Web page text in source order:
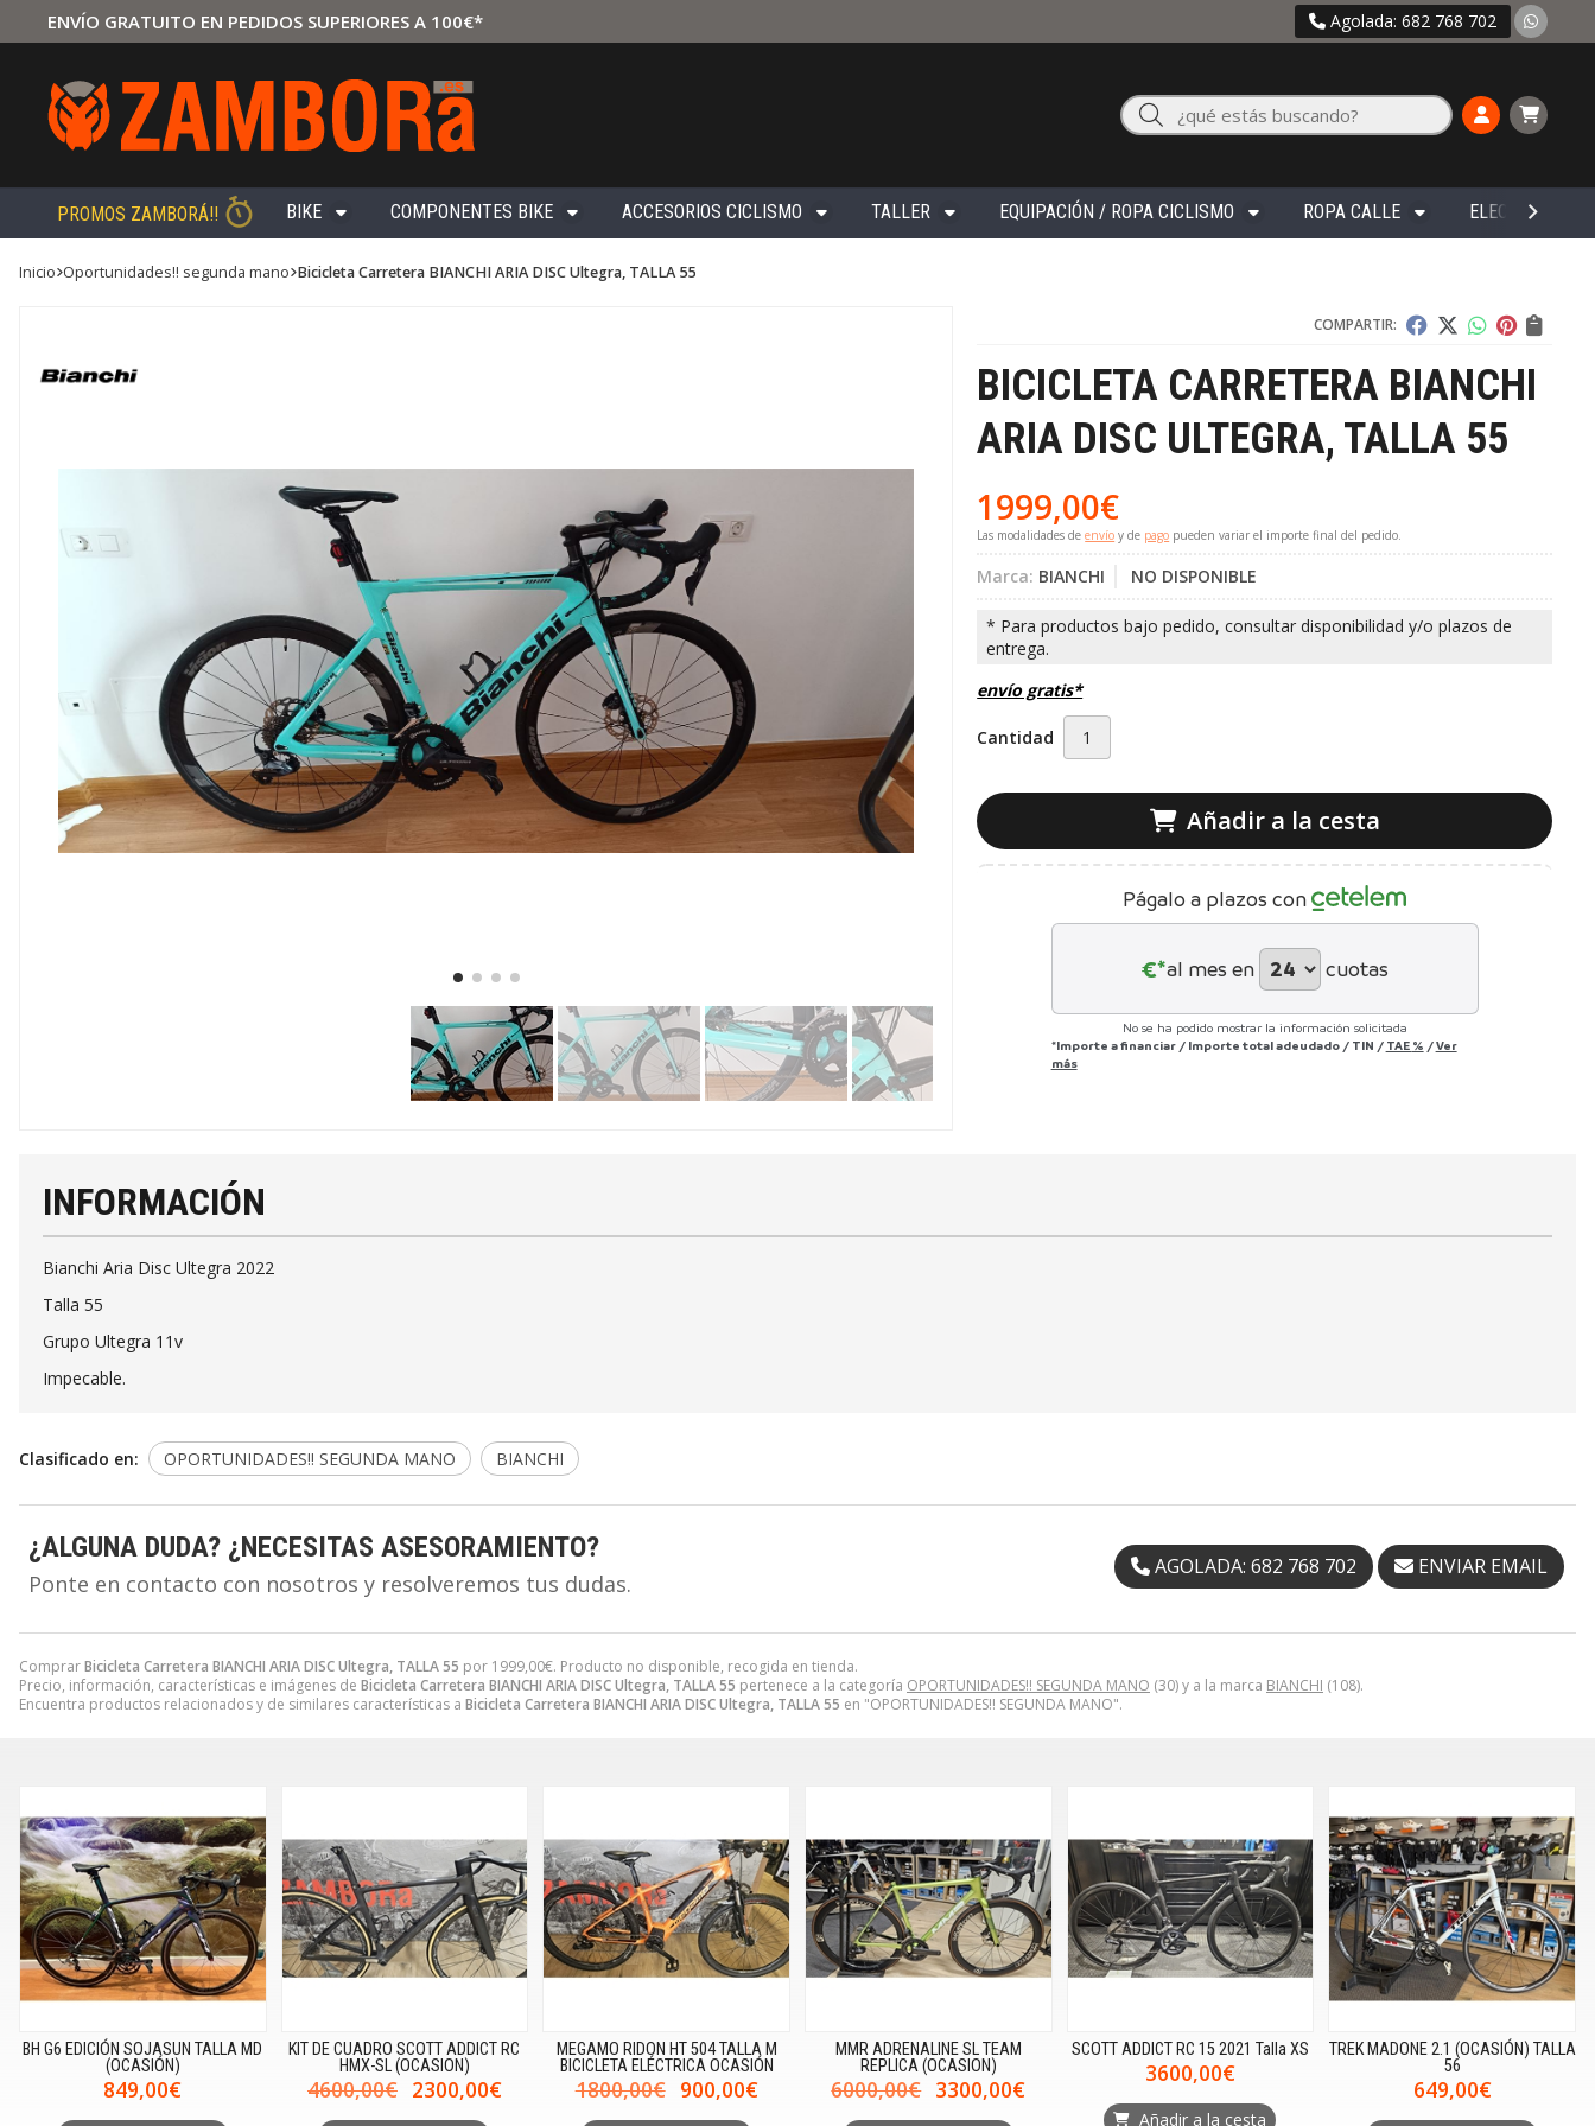
ENVÍO GRATUITO EN PEDIDOS SUPERIORES A 100€* Agolada: 682 768 702
Buscar
PROMOS ZAMBORÁ!! BIKE COMPONENTES BIKE ACCESORIOS CICLISMO TALLER EQUIPACIÓN / ROPA CICLISMO ROPA CALLE ELECTRÓNICA
Inicio oportunidades!! segunda mano Bicicleta Carretera BIANCHI ARIA DISC Ultegra, TALLA 55
COMPARTIR:
BICICLETA CARRETERA BIANCHI
ARIA DISC ULTEGRA, TALLA 55
1999,00€
Las modalidades deenvío y de pago pueden variar el importe final del pedido.
Marca: BIANCHI NO DISPONIBLE
envío gratis*
Cantidad
Añadir a la cesta
Págalo a plazos con
€*al mes en cuotas
No se ha podido mostrar la información solicitada
*Importe a financiar / Importe total adeudado / TIN / TAE % /Ver
más
ComprarBicicleta Carretera BIANCHI ARIA DISC Ultegra, TALLA 55 por 1999,00€. Producto no disponible, recogida en tienda.
Precio, información, características e imágenes de Bicicleta Carretera BIANCHI ARIA DISC Ultegra, TALLA 55 pertenece a la categoría OPORTUNIDADES!! SEGUNDA MANO (30) y a la marca BIANCHI (108).
Encuentra productos relacionados y de similares características a Bicicleta Carretera BIANCHI ARIA DISC Ultegra, TALLA 55 en "OPORTUNIDADES!! SEGUNDA MANO".
INFORMACIÓN
Bianchi Aria Disc Ultegra 2022
Talla 55
Grupo Ultegra 11v
Impecable.
Clasificado en: OPORTUNIDADES!! SEGUNDA MANO BIANCHI
¿ALGUNA DUDA? ¿NECESITAS ASESORAMIENTO?
Ponte en contacto con nosotros y resolveremos tus dudas.
AGOLADA: 682 768 702 ENVIAR EMAIL
BH G6 EDICIÓN SOJASUN TALLA MD
(OCASIÓN)
849,00€
KIT DE CUADRO SCOTT ADDICT RC
HMX-SL (OCASION)
4600,00€ 2300,00€
MEGAMO RIDON HT 504 TALLA M
BICICLETA ELÉCTRICA OCASIÓN
1800,00€ 900,00€
MMR ADRENALINE SL TEAM
REPLICA (OCASION)
6000,00€ 3300,00€
SCOTT ADDICT RC 15 2021 Talla XS
3600,00€
Añadir a la cesta
TREK MADONE 2.1 (OCASIÓN) TALLA
56
649,00€